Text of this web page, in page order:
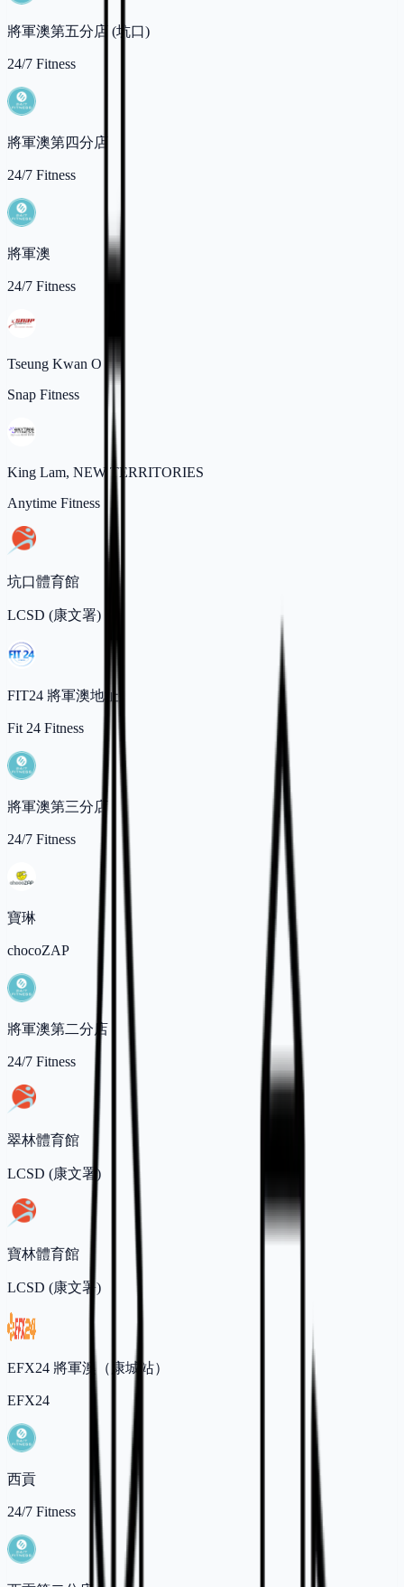
將軍澳第五分店 (坑口)
24/7 Fitness
將軍澳第四分店
24/7 Fitness
將軍澳
24/7 Fitness
Tseung Kwan O
Snap Fitness
King Lam, NEW TERRITORIES
Anytime Fitness
坑口體育館
LCSD (康文署)
FIT24 將軍澳地址
Fit 24 Fitness
將軍澳第三分店
24/7 Fitness
寶琳
chocoZAP
將軍澳第二分店
24/7 Fitness
翠林體育館
LCSD (康文署)
寶林體育館
LCSD (康文署)
EFX24 將軍澳（康城站）
EFX24
西貢
24/7 Fitness